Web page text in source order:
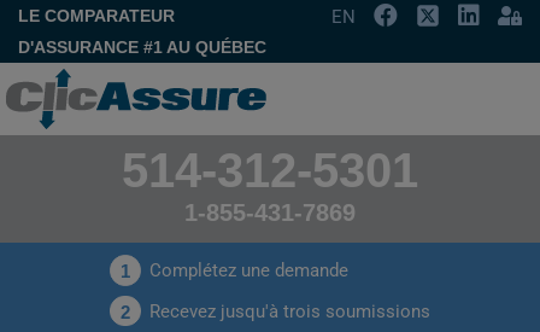
LE COMPARATEUR
D'ASSURANCE #1 AU QUÉBEC
EN
514-312-5301
1-855-431-7869
1 Complétez une demande
2 Recevez jusqu'à trois soumissions